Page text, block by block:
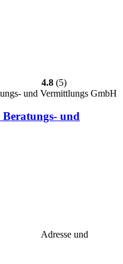
4.8 (5)
und
Adresse und